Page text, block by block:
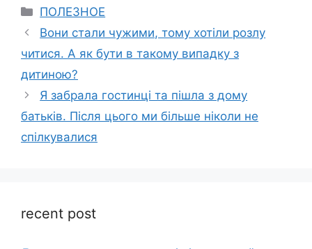
Categories
ПОЛЕЗНОЕ
Вони стали чужими, тому хотіли розлу
читися. А як бути в такому випадку з
дитиною?
Я забрала гостинці та пішла з дому
батьків. Після цього ми більше ніколи не
спілкувалися
recent post